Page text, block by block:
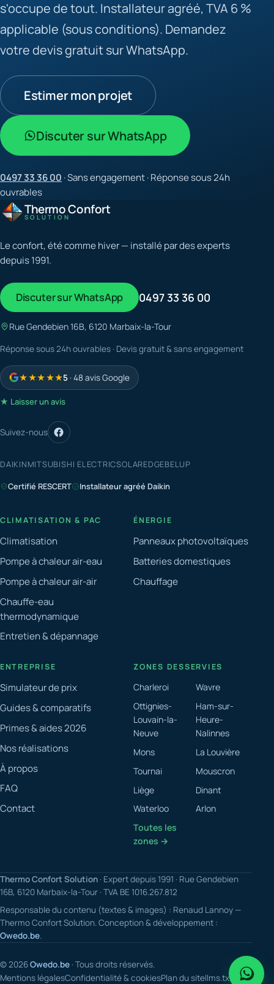
s'occupe de tout. Installateur agréé, TVA 6 %
applicable (sous conditions). Demandez
votre devis gratuit sur WhatsApp.
Estimer mon projet
Discuter sur WhatsApp
0497 33 36 00 · Sans engagement · Réponse sous 24h
ouvrables
Thermo Confort
SOLUTION
Le confort, été comme hiver — installé par des experts
depuis 1991.
Discuter sur WhatsApp 0497 33 36 00
Rue Gendebien 16B, 6120 Marbaix-la-Tour
Réponse sous 24h ouvrables · Devis gratuit & sans engagement
★★★★★5 · 48 avis Google
★ Laisser un avis
Suivez-nous
DAIKINMITSUBISHI ELECTRICSOLAREDGEBELUP
Certifié RESCERT
Installateur agréé Daikin
CLIMATISATION & PAC
Climatisation
Pompe à chaleur air-eau
Pompe à chaleur air-air
Chauffe-eau
thermodynamique
Entretien & dépannage
ÉNERGIE
Panneaux photovoltaïques
Batteries domestiques
Chauffage
ENTREPRISE
Simulateur de prix
Guides & comparatifs
Primes & aides 2026
Nos réalisations
À propos
FAQ
Contact
ZONES DESSERVIES
Charleroi
Wavre
Ottignies-
Louvain-la-
Neuve
Ham-sur-
Heure-
Nalinnes
Mons
La Louvière
Tournai
Mouscron
Liège
Dinant
Waterloo
Arlon
Toutes les
zones →
Thermo Confort Solution · Expert depuis 1991 · Rue Gendebien
16B, 6120 Marbaix-la-Tour · TVA BE 1016.267.812
Responsable du contenu (textes & images) : Renaud Lannoy —
Thermo Confort Solution. Conception & développement :
Owedo.be.
© 2026Owedo.be · Tous droits réservés.
Mentions légalesConfidentialité & cookiesPlan du sitellms.txt